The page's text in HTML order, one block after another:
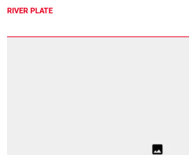
RIVER PLATE